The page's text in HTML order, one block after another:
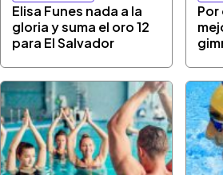
Elisa Funes nada a la
gloria y suma el oro 12
para El Salvador
Por